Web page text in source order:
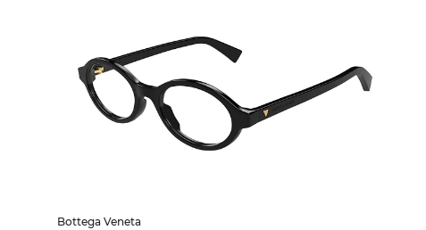
Bottega Veneta